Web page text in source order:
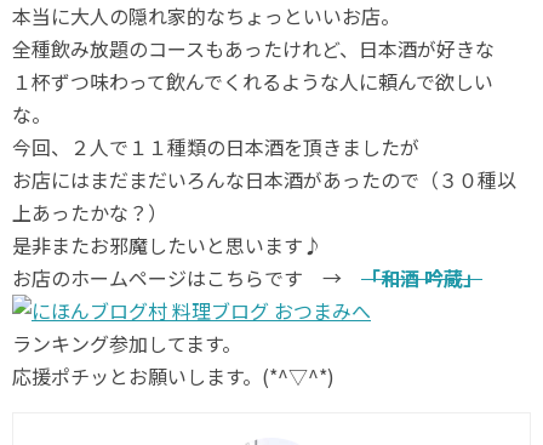
本当に大人の隠れ家的なちょっといいお店。
全種飲み放題のコースもあったけれど、日本酒が好きな
１杯ずつ味わって飲んでくれるような人に頼んで欲しい
な。
今回、２人で１１種類の日本酒を頂きましたが
お店にはまだまだいろんな日本酒があったので（３０種以
上あったかな？）
是非またお邪魔したいと思います♪
お店のホームページはこちらです → 「和酒 吟蔵」
ランキング参加してます。
応援ポチッとお願いします。(*^▽^*)